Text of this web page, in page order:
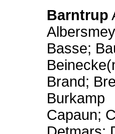
Barntrup
Basse;
Brand;
Burkamp
Capaun;